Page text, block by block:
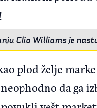
Clio Williams je
plod želje
da ga